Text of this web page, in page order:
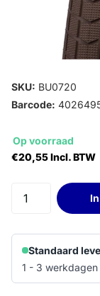
SKU: BU0720
Barcode:
Op voorraad
€20,55 Incl. BTW
Standaard
1 - 3 werkdagen